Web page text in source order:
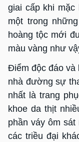
giai cấp khi mặc
một trong
hoàng tộc mới
màu vàng như
Điểm độc đáo và
nhà đường sự
nhất là trang
khoe da thịt
phần váy ôm
các triều đại